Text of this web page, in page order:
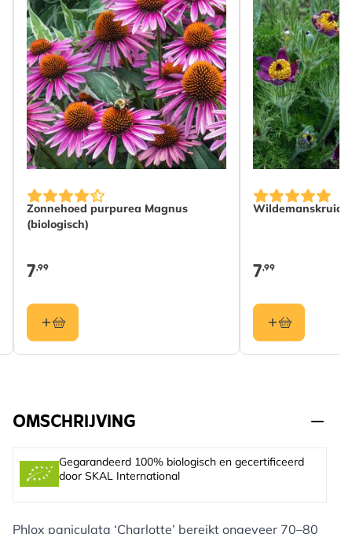
Zonnehoed purpurea Magnus
(biologisch)
7,99
Wildemanskruid
7,99
OMSCHRIJVING
Gegarandeerd 100% biologisch en gecertificeerd
door SKAL International
Phlox paniculata ‘Charlotte’ bereikt ongeveer 70–80